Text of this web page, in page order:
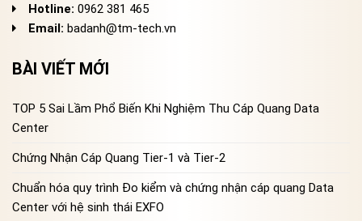
Hotline: 0962 381 465
Email: badanh@tm-tech.vn
BÀI VIẾT MỚI
TOP 5 Sai Lầm Phổ Biến Khi Nghiệm Thu Cáp Quang Data
Center
Chứng Nhận Cáp Quang Tier-1 và Tier-2
Chuẩn hóa quy trình Đo kiểm và chứng nhận cáp quang Data
Center với hệ sinh thái EXFO